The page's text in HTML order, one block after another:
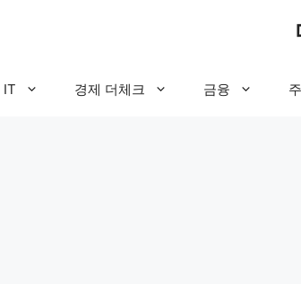
IT 경제 더체크 금융